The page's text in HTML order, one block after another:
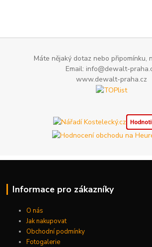
Máte nějaký dotaz nebo připomínku,
Email: info@dewalt-
www.dewalt-praha.cz
Informace pro zákazníky
O nás
Jak nakupovat
Obchodní podmínky
Fotogalerie